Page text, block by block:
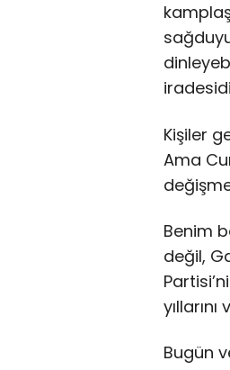
Kişiler
Ama
Benim
değil,
Bugün